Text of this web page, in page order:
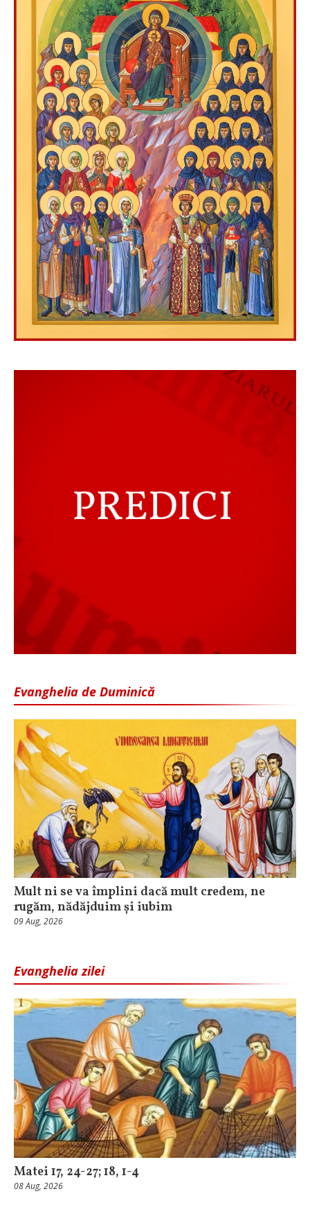
Evanghelia de Duminică
Mult ni se va împlini dacă mult credem, ne
rugăm, nădăjduim și iubim
09 Aug, 2026
Evanghelia zilei
Matei 17, 24-27; 18, 1-4
08 Aug, 2026